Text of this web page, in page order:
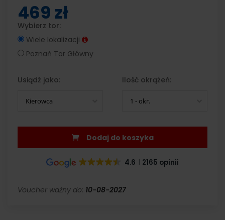
469 zł
Wybierz tor:
Wiele lokalizacji
Poznań Tor Główny
Usiądź jako:
Kierowca
Ilość okrążeń:
1 - okr.
Dodaj do koszyka
4.6 2165 opinii
Voucher ważny do: 10-08-2027